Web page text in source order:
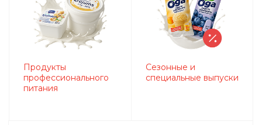
Продукты
профессионального
питания
Сезонные и
специальные выпуски